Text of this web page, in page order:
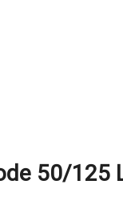
50/125